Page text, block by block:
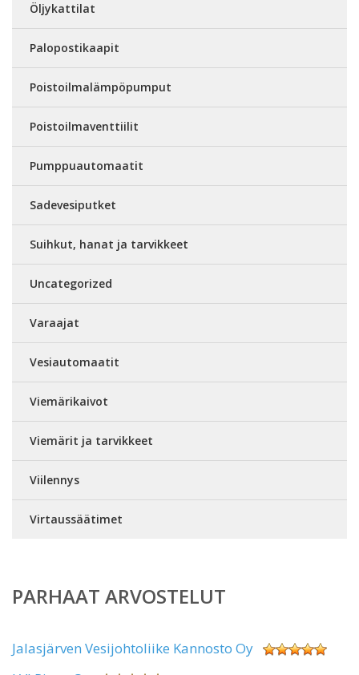
Öljykattilat
Palopostikaapit
Poistoilmalämpöpumput
Poistoilmaventtiilit
Pumppuautomaatit
Sadevesiputket
Suihkut, hanat ja tarvikkeet
Uncategorized
Varaajat
Vesiautomaatit
Viemärikaivot
Viemärit ja tarvikkeet
Viilennys
Virtaussäätimet
PARHAAT ARVOSTELUT
Jalasjärven Vesijohtoliike Kannosto Oy